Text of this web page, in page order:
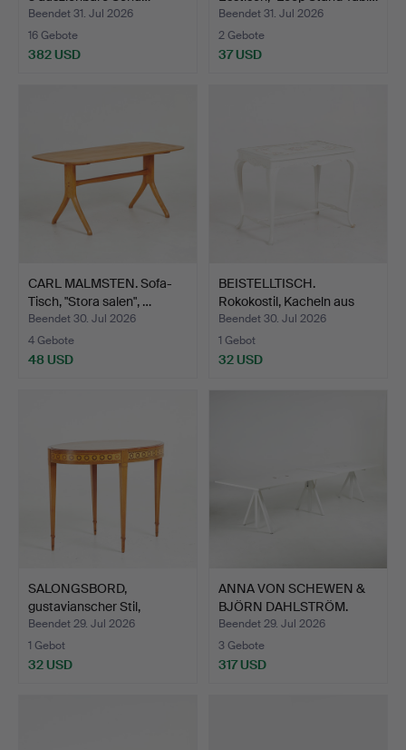
Beendet 31. Jul 2026
16 Gebote
382 USD
Beendet 31. Jul 2026
2 Gebote
37 USD
CARL MALMSTEN. Sofa-
Tisch, "Stora salen", …
Beendet 30. Jul 2026
4 Gebote
48 USD
BEISTELLTISCH.
Rokokostil, Kacheln aus
pol…
Beendet 30. Jul 2026
1 Gebot
32 USD
SALONGSBORD,
gustavianscher Stil,
Intarsie…
Beendet 29. Jul 2026
1 Gebot
32 USD
ANNA VON SCHEWEN &
BJÖRN DAHLSTRÖM.
Arbeit…
Beendet 29. Jul 2026
3 Gebote
317 USD